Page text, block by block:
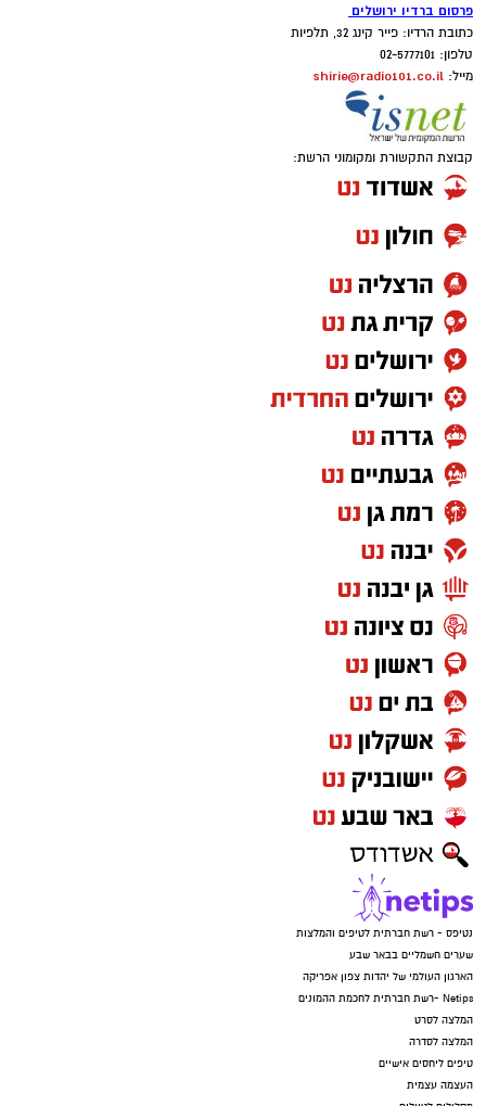
פרסום ברדיו ירושלים
כתובת הרדיו: פייר קינג 32, תלפיות
טלפון: 02-5777101
מייל: shirie@radio101.co.il
קבוצת התקשורת ומקומוני הרשת:
נטיפס - רשת חברתית לטיפים והמלצות
שערים חשמליים בבאר שבע
הארגון העולמי של יהדות צפון אפריקה
Netips -רשת חברתית לחכמת ההמונים
המלצה לסרט
המלצה לסדרה
טיפים ליחסים אישיים
העצמה עצמית